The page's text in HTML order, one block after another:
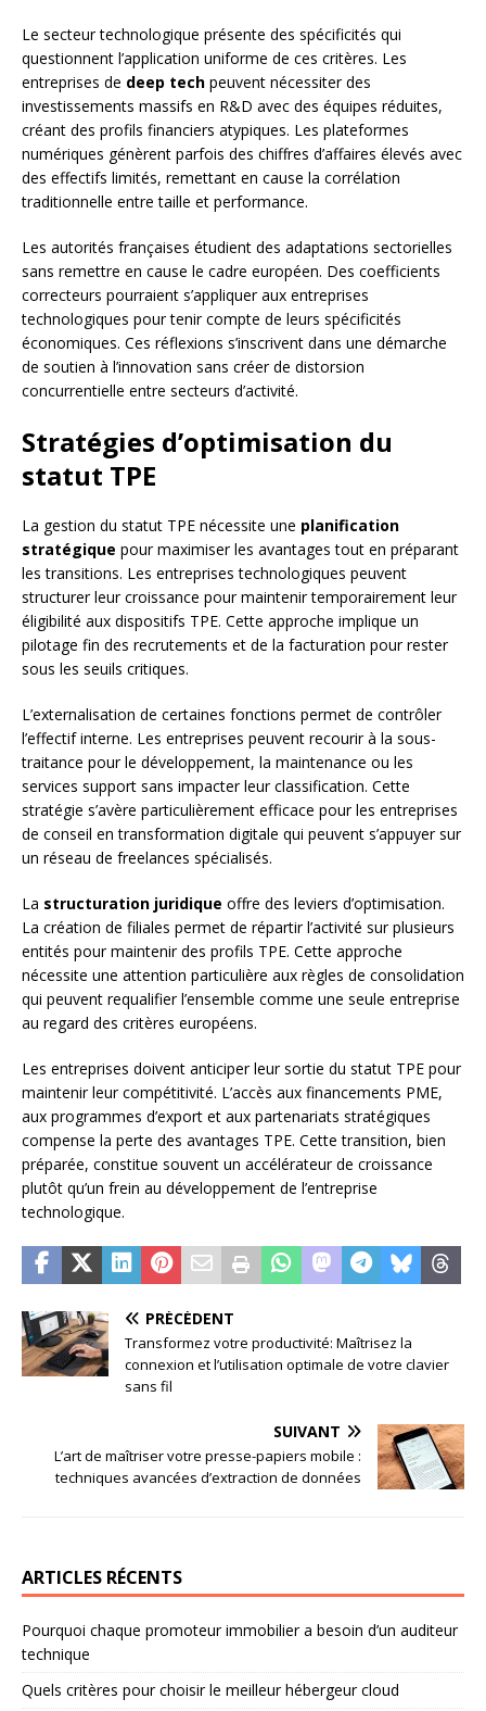
Le secteur technologique présente des spécificités qui
questionnent l’application uniforme de ces critères. Les
entreprises de deep tech peuvent nécessiter des
investissements massifs en R&D avec des équipes réduites,
créant des profils financiers atypiques. Les plateformes
numériques génèrent parfois des chiffres d’affaires élevés avec
des effectifs limités, remettant en cause la corrélation
traditionnelle entre taille et performance.
Les autorités françaises étudient des adaptations sectorielles
sans remettre en cause le cadre européen. Des coefficients
correcteurs pourraient s’appliquer aux entreprises
technologiques pour tenir compte de leurs spécificités
économiques. Ces réflexions s’inscrivent dans une démarche
de soutien à l’innovation sans créer de distorsion
concurrentielle entre secteurs d’activité.
Stratégies d’optimisation du
statut TPE
La gestion du statut TPE nécessite une planification
stratégique pour maximiser les avantages tout en préparant
les transitions. Les entreprises technologiques peuvent
structurer leur croissance pour maintenir temporairement leur
éligibilité aux dispositifs TPE. Cette approche implique un
pilotage fin des recrutements et de la facturation pour rester
sous les seuils critiques.
L’externalisation de certaines fonctions permet de contrôler
l’effectif interne. Les entreprises peuvent recourir à la sous-
traitance pour le développement, la maintenance ou les
services support sans impacter leur classification. Cette
stratégie s’avère particulièrement efficace pour les entreprises
de conseil en transformation digitale qui peuvent s’appuyer sur
un réseau de freelances spécialisés.
La structuration juridique offre des leviers d’optimisation.
La création de filiales permet de répartir l’activité sur plusieurs
entités pour maintenir des profils TPE. Cette approche
nécessite une attention particulière aux règles de consolidation
qui peuvent requalifier l’ensemble comme une seule entreprise
au regard des critères européens.
Les entreprises doivent anticiper leur sortie du statut TPE pour
maintenir leur compétitivité. L’accès aux financements PME,
aux programmes d’export et aux partenariats stratégiques
compense la perte des avantages TPE. Cette transition, bien
préparée, constitue souvent un accélérateur de croissance
plutôt qu’un frein au développement de l’entreprise
technologique.
PRÉCÉDENT
Transformez votre productivité: Maîtrisez la
connexion et l’utilisation optimale de votre clavier
sans fil
SUIVANT
L’art de maîtriser votre presse-papiers mobile :
techniques avancées d’extraction de données
ARTICLES RÉCENTS
Pourquoi chaque promoteur immobilier a besoin d’un auditeur
technique
Quels critères pour choisir le meilleur hébergeur cloud